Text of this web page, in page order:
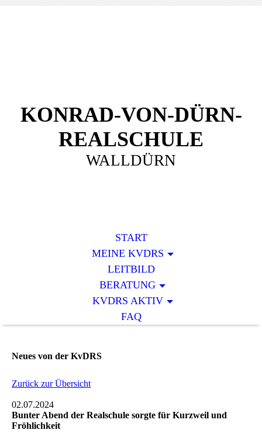
KONRAD-VON-DÜRN-
REALSCHULE
WALLDÜRN
START
MEINE KVDRS
LEITBILD
BERATUNG
KVDRS AKTIV
FAQ
Neues von der KvDRS
Zurück zur Übersicht
02.07.2024
Bunter Abend der Realschule sorgte für Kurzweil und
Fröhlichkeit